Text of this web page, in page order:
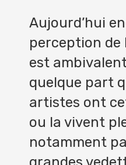
Aujourd’hui
perception de
est
quelque part
artistes ont
ou la vivent
notamment